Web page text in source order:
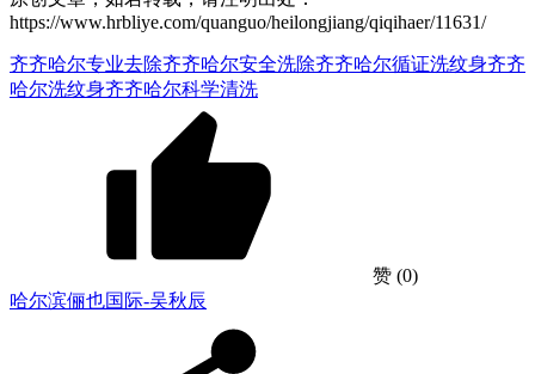
https://www.hrbliye.com/quanguo/heilongjiang/qiqihaer/11631/
齐齐哈尔专业去除齐齐哈尔安全洗除齐齐哈尔循证洗纹身齐齐
哈尔洗纹身齐齐哈尔科学清洗
赞 (0)
哈尔滨俪也国际-吴秋辰